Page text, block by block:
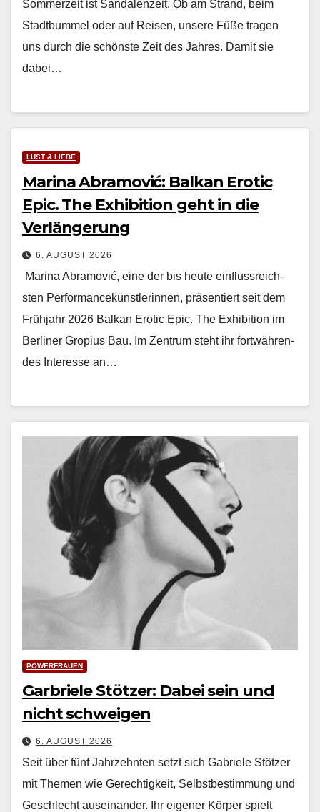
Som­merzeit ist San­dalen­zeit. Ob am Strand, beim
Stadt­bum­mel oder auf Reisen, unsere Füße tra­gen
uns durch die schön­ste Zeit des Jahres. Damit sie
dabei…
LUST & LIEBE
Marina Abramović: Balkan Erotic
Epic. The Exhibition geht in die
Verlängerung
6. AUGUST 2026
Mari­na Abramović, eine der bis heute ein­flussre­ich­
sten Per­for­mancekün­st­lerin­nen, präsen­tiert seit dem
Früh­jahr 2026 Balkan Erot­ic Epic. The Exhi­bi­tion im
Berlin­er Gropius Bau. Im Zen­trum ste­ht ihr fortwähren­
des Inter­esse an…
POWERFRAUEN
Garbriele Stötzer: Dabei sein und
nicht schweigen
6. AUGUST 2026
Seit über fünf Jahrzehn­ten set­zt sich Gabriele Stötzer
mit The­men wie Gerechtigkeit, Selb­st­bes­tim­mung und
Geschlecht auseinan­der. Ihr eigen­er Kör­p­er spielt